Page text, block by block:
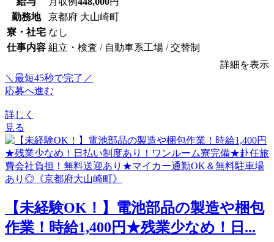
勤務地
京都府 大山崎町
寮・社宅 なし
仕事内容 組立・検査 / 自動車系工場 / 交替制
詳細を表示
＼最短45秒で完了／
応募へ進む
詳しく
見る
【未経験OK！】電池部品の製造や梱包
作業！時給1,400円★残業少なめ！日...